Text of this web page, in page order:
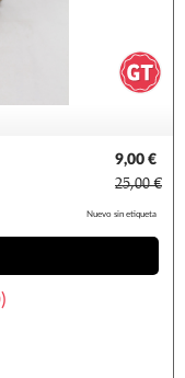
9,00 €
25,00 €
Nuevo sin etiqueta